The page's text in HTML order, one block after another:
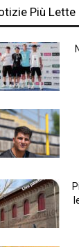
Più Lette